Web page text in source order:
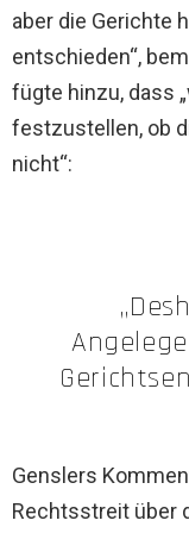
aber die Gerichte
entschieden“,
fügte hinzu, dass
festzustellen, ob
nicht“:
Genslers
Rechtsstreit über